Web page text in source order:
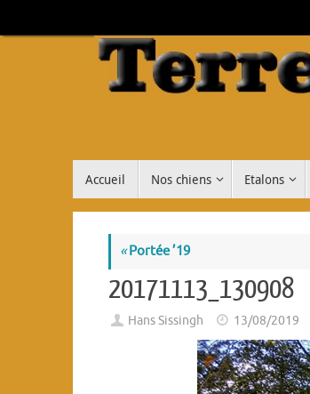
au
Accueil Nos chiens Etalons
«Portée ’19
20171113_130908
Hans Sissingh 13/08/2019